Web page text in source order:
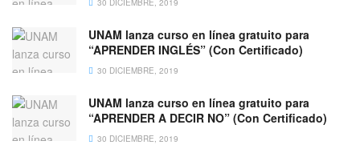
UNAM lanza curso en línea gratuito para
“APRENDER INGLÉS” (Con Certificado)
30 DICIEMBRE, 2019
UNAM lanza curso en línea gratuito para
“APRENDER A DECIR NO” (Con Certificado)
30 DICIEMBRE, 2019